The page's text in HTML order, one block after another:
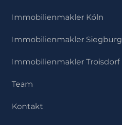
Immobilienmakler Köln
Immobilienmakler Siegburg
Immobilienmakler Troisdorf
Team
Kontakt